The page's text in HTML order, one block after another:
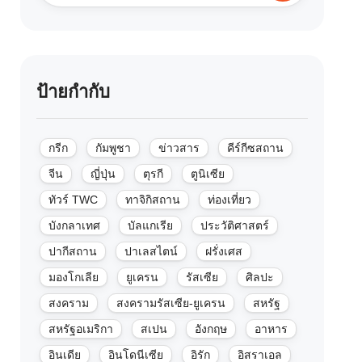
ป้ายกำกับ
กรีก กัมพูชา ข่าวสาร
คีร์กีซสถาน
จีน
ญี่ปุ่น ตุรกี
ตูนิเซีย
ทัวร์ TWC
ทาจิกิสถาน
ท่องเที่ยว
บังกลาเทศ
บัลแกเรีย
ประวัติศาสตร์
ปากีสถาน
ปาเลสไตน์
ฝรั่งเศส
มองโกเลีย
ยูเครน รัสเซีย
ศิลปะ
สงคราม
สงครามรัสเซีย-ยูเครน
สหรัฐ
สหรัฐอเมริกา
สเปน อังกฤษ
อาหาร
อินเดีย
อินโดนีเซีย อิรัก
อิสราเอล